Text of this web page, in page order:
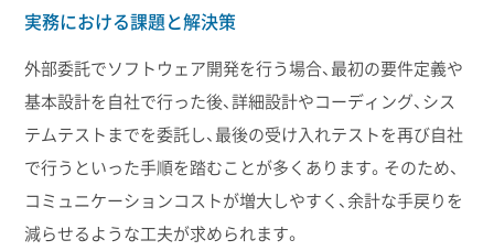
実務における課題と解決策
外部委託でソフトウェア開発を行う場合、最初の要件定義や
基本設計を自社で行った後、詳細設計やコーディング、シス
テムテストまでを委託し、最後の受け入れテストを再び自社
で行うといった手順を踏むことが多くあります。そのため、
コミュニケーションコストが増大しやすく、余計な手戻りを
減らせるような工夫が求められます。